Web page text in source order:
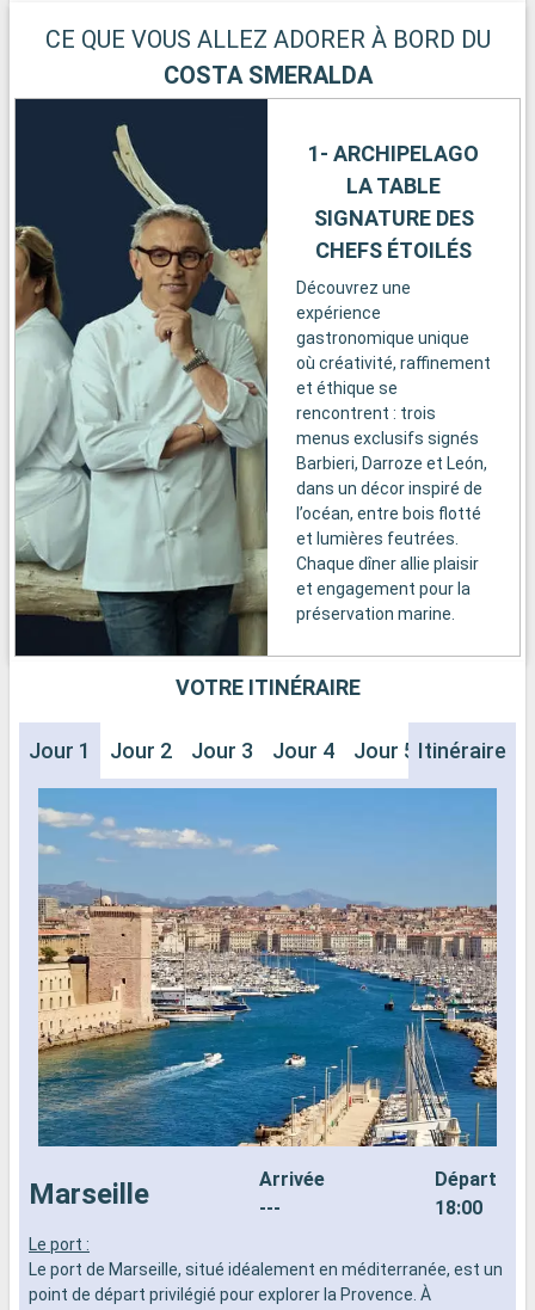
CE QUE VOUS ALLEZ ADORER À BORD DU
COSTA SMERALDA
1- ARCHIPELAGO
LA TABLE
SIGNATURE DES
CHEFS ÉTOILÉS
Découvrez une
expérience
gastronomique unique
où créativité, raffinement
et éthique se
rencontrent : trois
menus exclusifs signés
Barbieri, Darroze et León,
dans un décor inspiré de
l’océan, entre bois flotté
et lumières feutrées.
Chaque dîner allie plaisir
et engagement pour la
préservation marine.
VOTRE ITINÉRAIRE
Jour 1 Jour 2 Jour 3 Jour 4 Jour 5 Jour 6
Itinéraire
Marseille
Arrivée
---
Départ
18:00
Le port :
Le port de Marseille, situé idéalement en méditerranée, est un
point de départ privilégié pour explorer la Provence. À